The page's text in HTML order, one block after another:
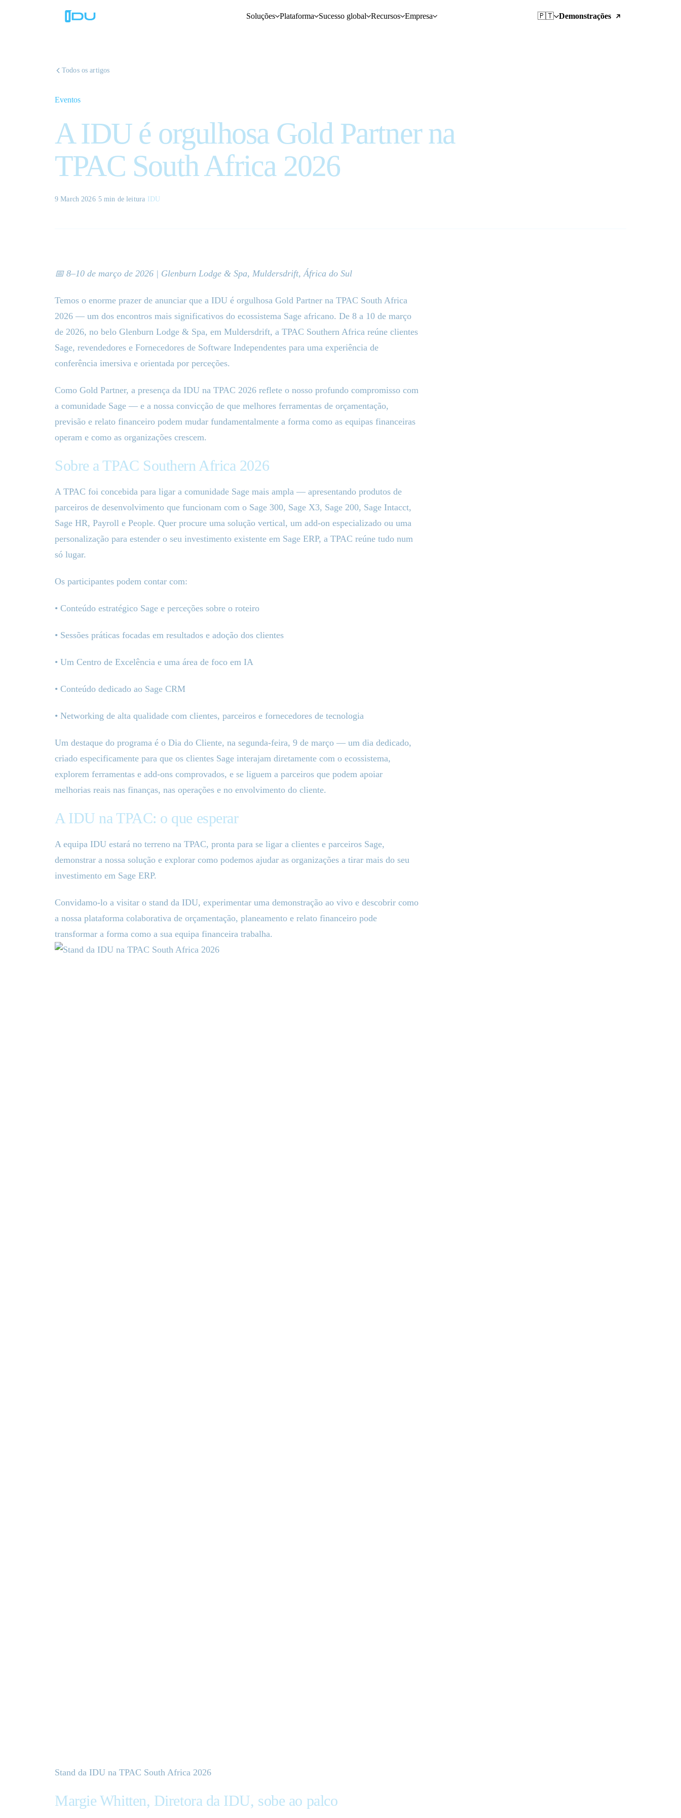
Soluções Plataforma Sucesso global Recursos Empresa 🇵🇹 Demonstrações
Todos os artigos
Eventos
A IDU é orgulhosa Gold Partner na
TPAC South Africa 2026
9 March 2026· 5 min de leitura IDU
📅 8–10 de março de 2026 | Glenburn Lodge & Spa, Muldersdrift, África do Sul
Temos o enorme prazer de anunciar que a IDU é orgulhosa Gold Partner na TPAC South Africa
2026 — um dos encontros mais significativos do ecossistema Sage africano. De 8 a 10 de março
de 2026, no belo Glenburn Lodge & Spa, em Muldersdrift, a TPAC Southern Africa reúne clientes
Sage, revendedores e Fornecedores de Software Independentes para uma experiência de
conferência imersiva e orientada por perceções.
Como Gold Partner, a presença da IDU na TPAC 2026 reflete o nosso profundo compromisso com
a comunidade Sage — e a nossa convicção de que melhores ferramentas de orçamentação,
previsão e relato financeiro podem mudar fundamentalmente a forma como as equipas financeiras
operam e como as organizações crescem.
Sobre a TPAC Southern Africa 2026
A TPAC foi concebida para ligar a comunidade Sage mais ampla — apresentando produtos de
parceiros de desenvolvimento que funcionam com o Sage 300, Sage X3, Sage 200, Sage Intacct,
Sage HR, Payroll e People. Quer procure uma solução vertical, um add-on especializado ou uma
personalização para estender o seu investimento existente em Sage ERP, a TPAC reúne tudo num
só lugar.
Os participantes podem contar com:
• Conteúdo estratégico Sage e perceções sobre o roteiro
• Sessões práticas focadas em resultados e adoção dos clientes
• Um Centro de Excelência e uma área de foco em IA
• Conteúdo dedicado ao Sage CRM
• Networking de alta qualidade com clientes, parceiros e fornecedores de tecnologia
Um destaque do programa é o Dia do Cliente, na segunda-feira, 9 de março — um dia dedicado,
criado especificamente para que os clientes Sage interajam diretamente com o ecossistema,
explorem ferramentas e add-ons comprovados, e se liguem a parceiros que podem apoiar
melhorias reais nas finanças, nas operações e no envolvimento do cliente.
A IDU na TPAC: o que esperar
A equipa IDU estará no terreno na TPAC, pronta para se ligar a clientes e parceiros Sage,
demonstrar a nossa solução e explorar como podemos ajudar as organizações a tirar mais do seu
investimento em Sage ERP.
Convidamo-lo a visitar o stand da IDU, experimentar uma demonstração ao vivo e descobrir como
a nossa plataforma colaborativa de orçamentação, planeamento e relato financeiro pode
transformar a forma como a sua equipa financeira trabalha.
Stand da IDU na TPAC South Africa 2026
Margie Whitten, Diretora da IDU, sobe ao palco